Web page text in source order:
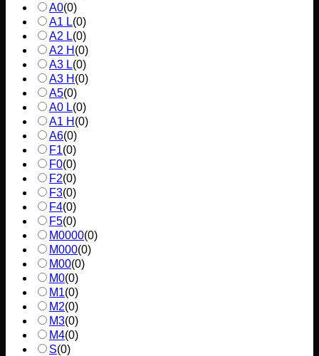
A0(0)
A1 L(0)
A2 L(0)
A2 H (0)
A3 L(0)
A3 H (0)
A5(0)
A0 L(0)
A1 H (0)
A6(0)
F1(0)
F0(0)
F2(0)
F3(0)
F4(0)
F5(0)
M0000(0)
M000(0)
M00(0)
M0(0)
M1(0)
M2(0)
M3(0)
M4(0)
S(0)